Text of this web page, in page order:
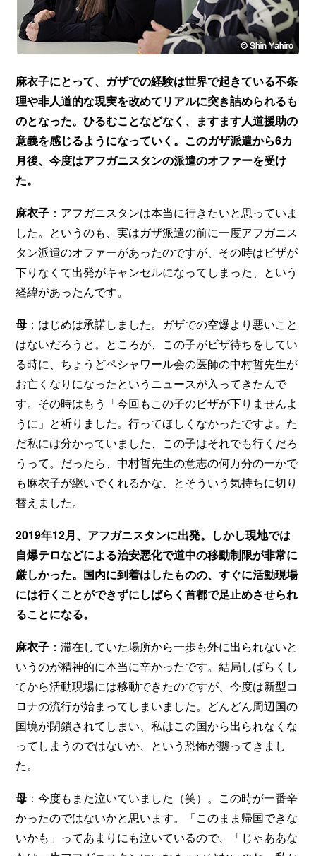
麻衣子にとって、ガザでの経験は世界で起きている不条
理や非人道的な現実を改めてリアルに突き詰められるも
のとなった。ひるむことなどなく、ますます人道援助の
意義を感じるようになっていく。このガザ派遣から6カ
月後、今度はアフガニスタンの派遣のオファーを受け
た。
麻衣子 ：アフガニスタンは本当に行きたいと思っていま
した。というのも、実はガザ派遣の前に一度アフガニス
タン派遣のオファーがあったのですが、その時はビザが
下りなくて出発がキャンセルになってしまった、という
経緯があったんです。
母 ：はじめは承諾しました。ガザでの空爆より悪いこと
はないだろうと。ところが、この子がビザ待ちをしてい
る時に、ちょうどペシャワール会の医師の中村哲先生が
お亡くなりになったというニュースが入ってきたんで
す。その時はもう「今回もこの子のビザが下りませんよ
うに」と祈りました。行ってほしくなかったですよ。た
だ私には分かっていました、この子はそれでも行くだろ
うって。だったら、中村哲先生の意志の何万分の一かで
も麻衣子が継いでくれるかな、とそういう気持ちに切り
替えました。
2019年12月、アフガニスタンに出発。しかし現地では
自爆テロなどによる治安悪化で道中の移動制限が非常に
厳しかった。国内に到着はしたものの、すぐに活動現場
には行くことができずにしばらく首都で足止めさせられ
ることになる。
麻衣子 ：滞在していた場所から一歩も外に出られないと
いうのが精神的に本当に辛かったです。結局しばらくし
てから活動現場には移動できたのですが、今度は新型コ
ロナの流行が始まってしまいました。どんどん周辺国の
国境が閉鎖されてしまい、私はこの国から出られなくな
ってしまうのではないか、という恐怖が襲ってきまし
た。
母 ：今度もまた泣いていました（笑）。この時が一番辛
かったのではないかと思います。「このまま帰国できな
いかも」ってあまりにも泣いているので、「じゃああな